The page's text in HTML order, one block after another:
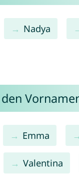
Nadya
Emma
Valentina